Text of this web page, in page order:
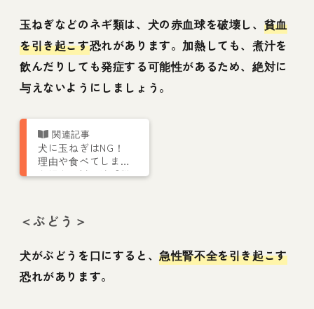
玉ねぎなどのネギ類は、犬の赤血球を破壊し、 貧血
を引き起こす恐れがあります。加熱しても、煮汁を
飲んだりしても発症する可能性があるため、絶対に
与えないようにしましょう。
犬に玉ねぎはNG！
理由や食べてしまっ
た場合の対処法【獣
＜ぶどう＞
犬がぶどうを口にすると、急性腎不全を引き起こす
恐れがあります。